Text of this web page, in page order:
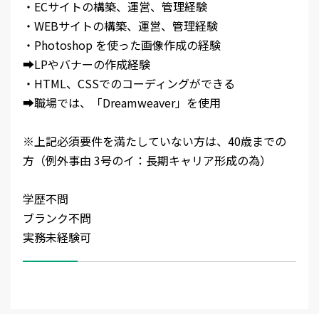
・ECサイトの構築、運営、管理経験
・WEBサイトの構築、運営、管理経験
・Photoshop を使った画像作成の経験
➡LPやバナーの作成経験
・HTML、CSSでのコーディングができる
➡職場では、「Dreamweaver」を使用
※上記必須要件を満たしていない方は、40歳までの
方（例外事由 3号のイ：長期キャリア形成の為）
学歴不問
ブランク不問
実務未経験可